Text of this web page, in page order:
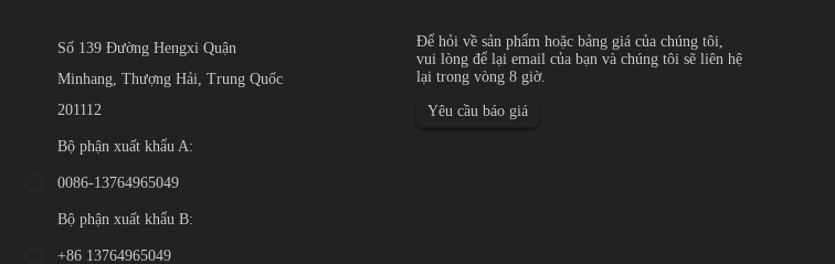
Số 139 Đường Hengxi Quận
Minhang, Thượng Hải, Trung Quốc
201112
Bộ phận xuất khẩu A:
0086-13764965049
Bộ phận xuất khẩu B:
+86 13764965049
Để hỏi về sản phẩm hoặc bảng giá của chúng tôi,
vui lòng để lại email của bạn và chúng tôi sẽ liên hệ
lại trong vòng 8 giờ.
Yêu cầu báo giá
Dây thép không gỉ đường kính nhỏ: Ứng dụng...
Giới thiệu Dây thép không gỉ đường kính nhỏ được sử dụng cho các loại ghim
chính xác, sợi chổi than, lưới lọc, lưới, bộ lọc, lò xo, linh kiện y tế, linh kiện